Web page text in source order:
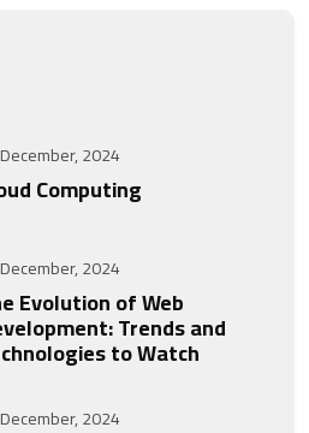
2024
Computing
2024
Evolution of Web
Trends and
to Watch
2024